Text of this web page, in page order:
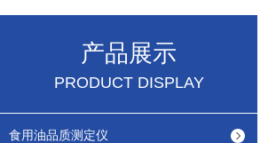
产品展示
PRODUCT DISPLAY
食用油品质测定仪